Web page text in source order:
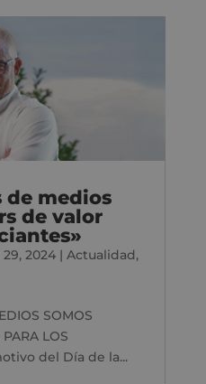
de medios
de valor
2024| Actualidad,
SOMOS
LOS
del Día de la...